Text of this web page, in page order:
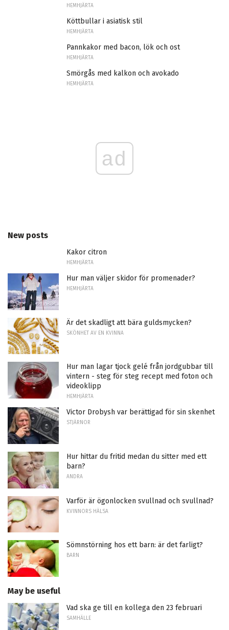
HEMHJÄRTA
Köttbullar i asiatisk stil
HEMHJÄRTA
Pannkakor med bacon, lök och ost
HEMHJÄRTA
Smörgås med kalkon och avokado
HEMHJÄRTA
ad
New posts
Kakor citron
HEMHJÄRTA
Hur man väljer skidor för promenader?
HEMHJÄRTA
Är det skadligt att bära guldsmycken?
SKÖNHET AV EN KVINNA
Hur man lagar tjock gelé från jordgubbar till
vintern - steg för steg recept med foton och
videoklipp
HEMHJÄRTA
Victor Drobysh var berättigad för sin skenhet
STJÄRNOR
Hur hittar du fritid medan du sitter med ett
barn?
ANDRA
Varför är ögonlocken svullnad och svullnad?
KVINNORS HÄLSA
Sömnstörning hos ett barn: är det farligt?
BARN
May be useful
Vad ska ge till en kollega den 23 februari
SAMHÄLLE